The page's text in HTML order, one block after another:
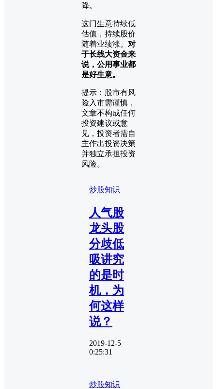
降。
这门生意持续低
估值，持续股价
随着业绩涨。 对
于长线大资金来
说，公用事业都
是好生意。
提示：股市有风
险入市需谨慎，
文章不构成任何
投资建议或意
见，投资者需自
主作出投资决策
并独立承担投资
风险。
炒股知识
人气股
龙头股
分歧低
吸讲究
的是时
机，为
何这样
说？
2019-12-5
0:25:31
炒股知识